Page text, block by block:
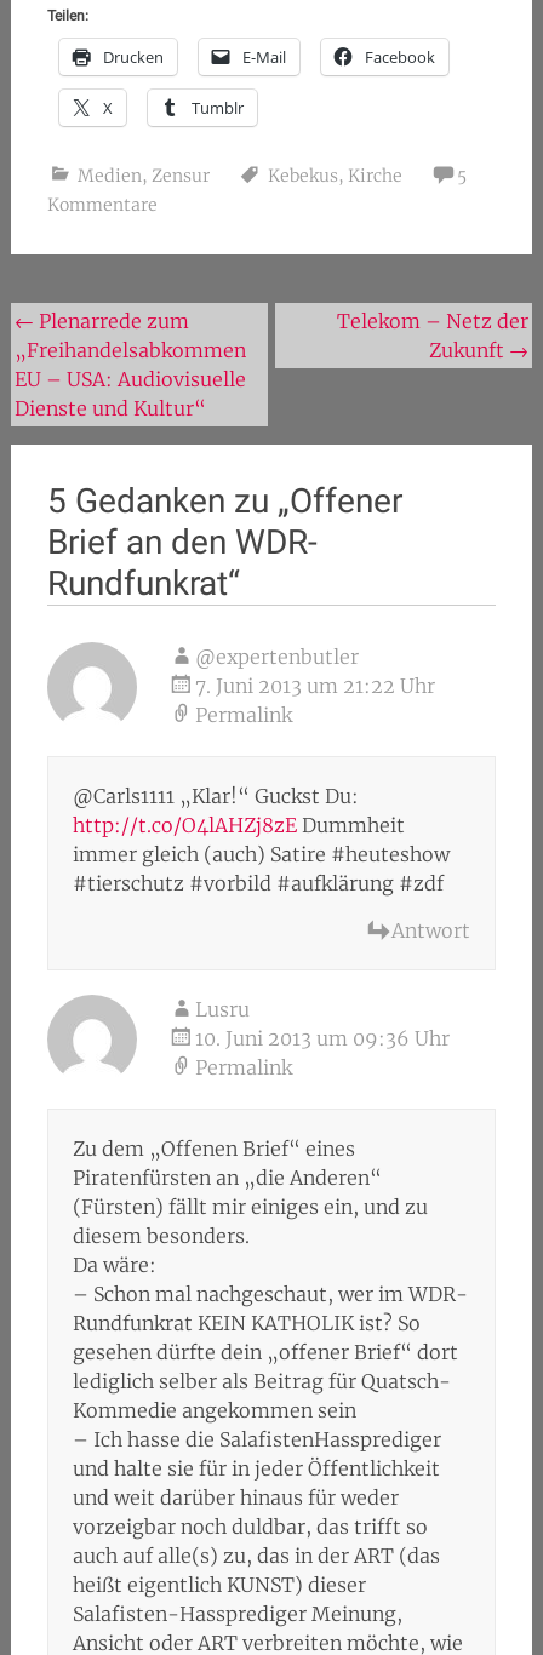
Teilen:
Drucken E-Mail Facebook
X Tumblr
Medien, Zensur Kebekus, Kirche
5
Kommentare
Beitragsnavigation
← Plenarrede zum
„Freihandelsabkommen
EU – USA: Audiovisuelle
Dienste und Kultur“
Telekom – Netz der
Zukunft →
5 Gedanken zu „Offener
Brief an den WDR-
Rundfunkrat“
@expertenbutler
7. Juni 2013 um 21:22 Uhr
Permalink
@Carls1111 „Klar!“ Guckst Du:
http://t.co/O4lAHZj8zEDummheit
immer gleich (auch) Satire #heuteshow
#tierschutz #vorbild #aufklärung #zdf
Antwort
Lusru
10. Juni 2013 um 09:36 Uhr
Permalink
Zu dem „Offenen Brief“ eines
Piratenfürsten an „die Anderen“
(Fürsten) fällt mir einiges ein, und zu
diesem besonders.
Da wäre:
– Schon mal nachgeschaut, wer im WDR-
Rundfunkrat KEIN KATHOLIK ist? So
gesehen dürfte dein „offener Brief“ dort
lediglich selber als Beitrag für Quatsch-
Kommedie angekommen sein
– Ich hasse die SalafistenHassprediger
und halte sie für in jeder Öffentlichkeit
und weit darüber hinaus für weder
vorzeigbar noch duldbar, das trifft so
auch auf alle(s) zu, das in der ART (das
heißt eigentlich KUNST) dieser
Salafisten-Hassprediger Meinung,
Ansicht oder ART verbreiten möchte, wie